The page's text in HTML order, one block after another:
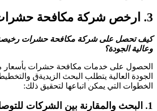
3. ارخص شركة مكافحة
كيف تحصل على شركة مكافحة حشرات
وعالية الجودة؟
الحصول على خدمات مكافحة حشرات بأسعار
الجودة العالية يتطلب البحث الزيديةق
الخطوات التي يمكن اتباعها لتحقيق ذلك:
1. البحث والمقارنة بين الشركات